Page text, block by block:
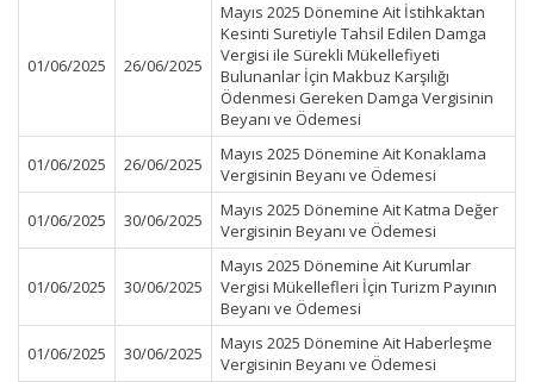
01/06/2025 26/06/2025
Mayıs 2025 Dönemine Ait İstihkaktan
Kesinti Suretiyle Tahsil Edilen Damga
Vergisi ile Sürekli Mükellefiyeti
Bulunanlar İçin Makbuz Karşılığı
Ödenmesi Gereken Damga Vergisinin
Beyanı ve Ödemesi
01/06/2025 26/06/2025
Mayıs 2025 Dönemine Ait Konaklama
Vergisinin Beyanı ve Ödemesi
01/06/2025 30/06/2025
Mayıs 2025 Dönemine Ait Katma Değer
Vergisinin Beyanı ve Ödemesi
01/06/2025 30/06/2025
Mayıs 2025 Dönemine Ait Kurumlar
Vergisi Mükellefleri İçin Turizm Payının
Beyanı ve Ödemesi
01/06/2025 30/06/2025
Mayıs 2025 Dönemine Ait Haberleşme
Vergisinin Beyanı ve Ödemesi